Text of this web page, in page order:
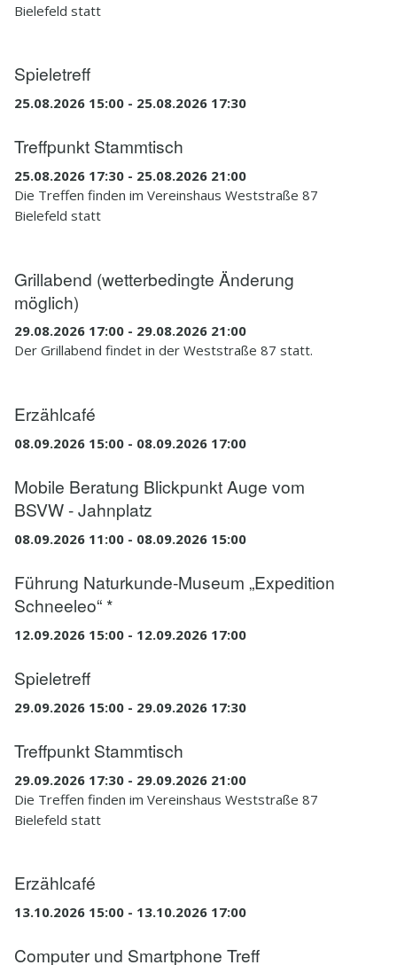
Bielefeld statt
Spieletreff
25.08.2026 15:00 - 25.08.2026 17:30
Treffpunkt Stammtisch
25.08.2026 17:30 - 25.08.2026 21:00
Die Treffen finden im Vereinshaus Weststraße 87
Bielefeld statt
Grillabend (wetterbedingte Änderung
möglich)
29.08.2026 17:00 - 29.08.2026 21:00
Der Grillabend findet in der Weststraße 87 statt.
Erzählcafé
08.09.2026 15:00 - 08.09.2026 17:00
Mobile Beratung Blickpunkt Auge vom
BSVW - Jahnplatz
08.09.2026 11:00 - 08.09.2026 15:00
Führung Naturkunde-Museum „Expedition
Schneeleo“ *
12.09.2026 15:00 - 12.09.2026 17:00
Spieletreff
29.09.2026 15:00 - 29.09.2026 17:30
Treffpunkt Stammtisch
29.09.2026 17:30 - 29.09.2026 21:00
Die Treffen finden im Vereinshaus Weststraße 87
Bielefeld statt
Erzählcafé
13.10.2026 15:00 - 13.10.2026 17:00
Computer und Smartphone Treff